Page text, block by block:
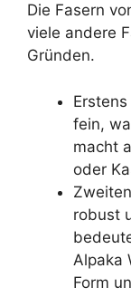
Die Fasern
viele andere
Gründen.
fein,
macht
oder
robust
Alpaka
Form